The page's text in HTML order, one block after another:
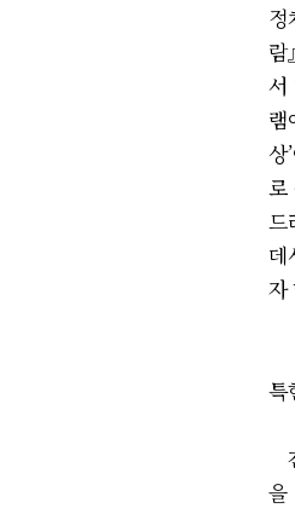
정
람
서
램
상
로
드
데
자
특
을